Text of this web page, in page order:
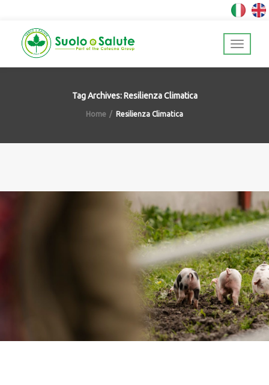
Tag Archives: Resilienza Climatica
Home Resilienza Climatica